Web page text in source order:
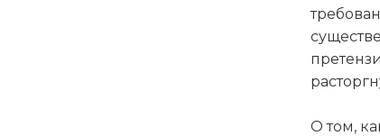
О том,